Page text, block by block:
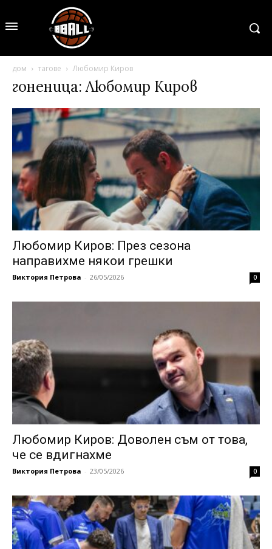
дом тагове Любомир Киров
гоненица: Любомир Киров
Любомир Киров: През сезона
направихме някои грешки
Виктория Петрова - 26/05/2026 0
Любомир Киров: Доволен съм от това,
че се вдигнахме
Виктория Петрова - 23/05/2026 0